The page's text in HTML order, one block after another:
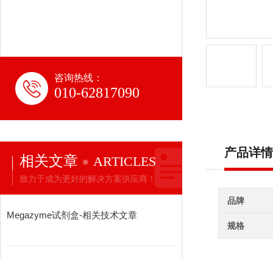
咨询热线：
010-62817090
相关文章 ARTICLES
致力于成为更好的解决方案供应商！
Megazyme试剂盒-相关技术文章
产品详情
品牌
规格